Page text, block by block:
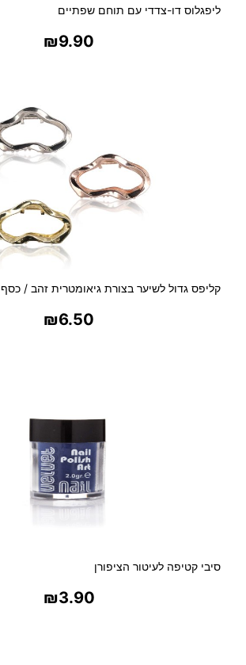
ליפגלוס דו-צדדי עם תוחם שפתיים
₪9.90
קליפס גדול לשיער בצורת גיאומטרית זהב / כסף
₪6.50
סיבי קטיפה לעיטור הציפורן
₪3.90